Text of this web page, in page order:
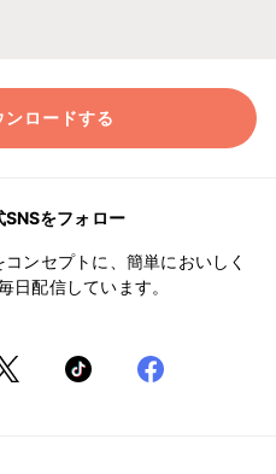
ンロードする
SNSをフォロー
ンセプトに、簡単においしく
日配信しています。